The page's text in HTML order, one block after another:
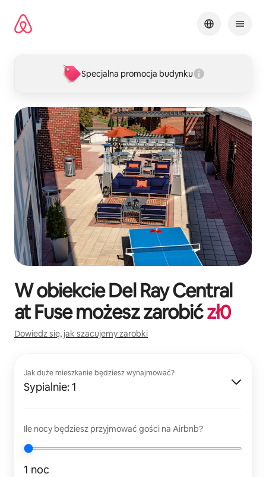
treści
Specjalna promocja budynku
W obiekcieDel Ray Central
at Fusemożesz zarobićzł0
Dowiedz się, jak szacujemy zarobki
Jak duże mieszkanie będziesz wynajmować?
Sypialnie: 1
Ile nocy będziesz przyjmować gości na Airbnb?
1 noc